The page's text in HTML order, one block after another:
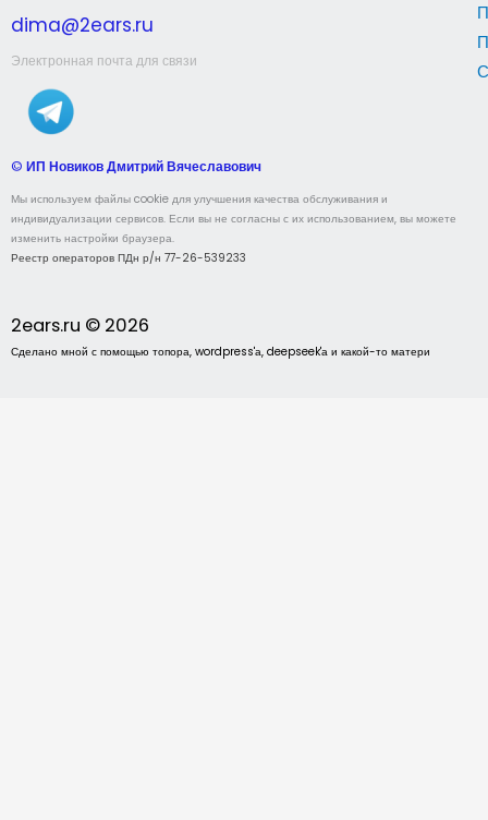
dima@2ears.ru
Электронная почта для связи
© ИП Новиков Дмитрий Вячеславович
Мы используем файлы cookie для улучшения качества обслуживания и
индивидуализации сервисов. Если вы не согласны с их использованием, вы можете
изменить настройки браузера.
Реестр операторов ПДн р/н 77-26-539233
2ears.ru © 2026
Сделано мной с помощью топора, wordpress'а, deepseek'а и какой-то матери